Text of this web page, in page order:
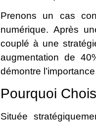
Prenons un cas
numérique. Après
couplé à une
augmentation de
démontre
Pourquoi
Située